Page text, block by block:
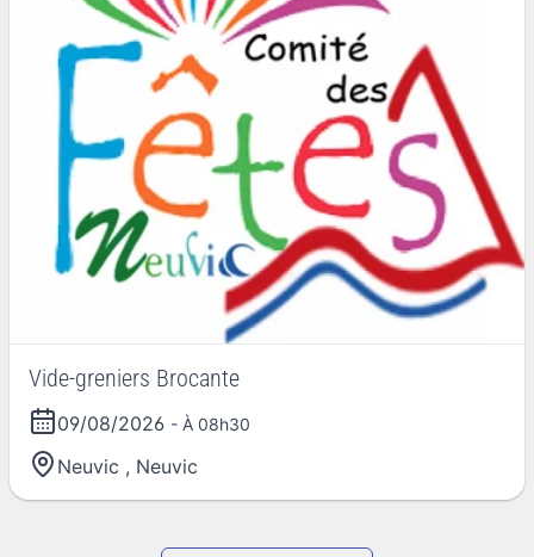
Vide-greniers Brocante
09/08/2026 - À 08h30
Neuvic , Neuvic